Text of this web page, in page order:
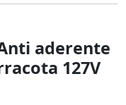
aderente
127V